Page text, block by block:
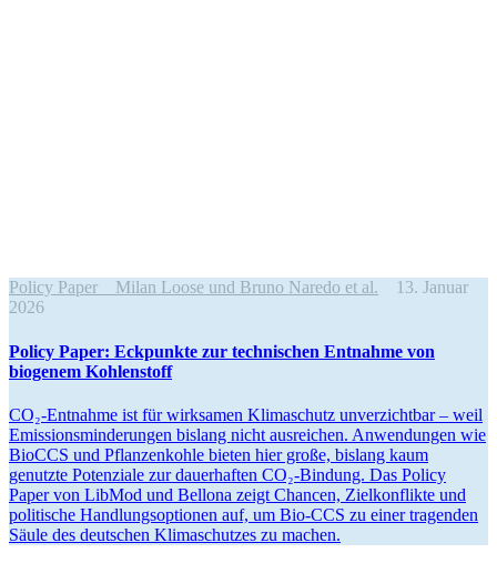
Policy Paper Milan Loose und Bruno Naredo et al. 13. Januar
2026
Policy Paper: Eckpunkte zur techni­schen Entnahme von
biogenem Kohlenstoff
CO₂-Entnahme ist für wirksamen Klima­schutz unver­zichtbar – weil
Emissi­ons­min­de­rungen bislang nicht ausreichen. Anwen­dungen wie
BioCCS und Pflan­zen­kohle bieten hier große, bislang kaum
genutzte Poten­ziale zur dauer­haften CO₂-Bindung. Das Policy
Paper von LibMod und Bellona zeigt Chancen, Zielkon­flikte und
politische Handlungs­op­tionen auf, um Bio-CCS zu einer tragenden
Säule des deutschen Klima­schutzes zu machen.